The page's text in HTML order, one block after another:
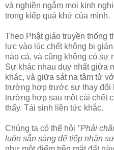
và nghiền ngẫm mọi kinh
trong kiếp quá khứ của mình.
Theo Phật giáo truyền thống
lực vào lúc chết không bị
nào cả, và cũng không có sự
Sự khác nhau duy nhất giữa
khác, và giữa sát na tâm tử
trường hợp trước sự thay đổi
trường hợp sau một cái chết
thấy. Tái sinh liền tức khắc.
Chúng ta có thể hỏi "Phải
luôn sẵn sàng để tiếp nhận